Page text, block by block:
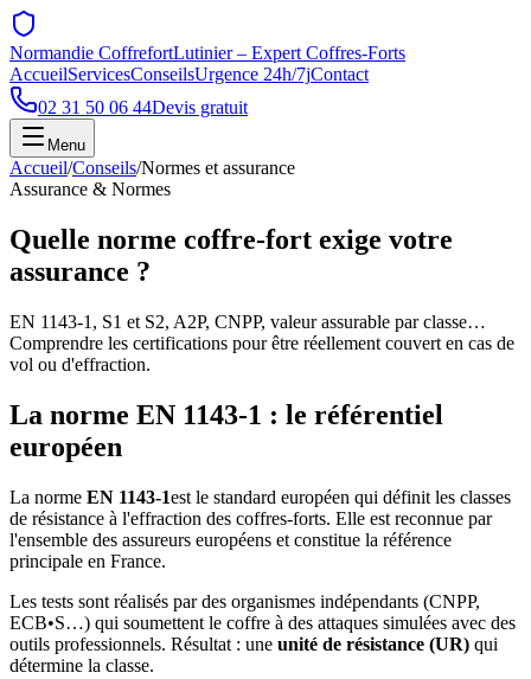
Normandie CoffrefortLutinier – Expert Coffres-Forts
AccueilServicesConseilsUrgence 24h/7jContact
02 31 50 06 44Devis gratuit
Menu
Accueil/Conseils/Normes et assurance
Assurance & Normes
Quelle norme coffre-fort exige votre
assurance ?
EN 1143-1, S1 et S2, A2P, CNPP, valeur assurable par classe…
Comprendre les certifications pour être réellement couvert en cas de
vol ou d'effraction.
La norme EN 1143-1 : le référentiel
européen
La norme EN 1143-1est le standard européen qui définit les classes
de résistance à l'effraction des coffres-forts. Elle est reconnue par
l'ensemble des assureurs européens et constitue la référence
principale en France.
Les tests sont réalisés par des organismes indépendants (CNPP,
ECB•S…) qui soumettent le coffre à des attaques simulées avec des
outils professionnels. Résultat : une unité de résistance (UR) qui
détermine la classe.